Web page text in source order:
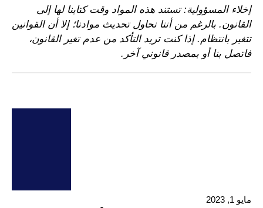
إخلاء المسؤولية: تستند هذه المواد وقت كتابنا لها إلى
القانون. بالرغم من أننا نحاول تحديث موادنا؛ إلا أن القوانين
تتغير بانتظام. إذا كنت تريد التأكد من عدم تغير القانون،
فاتصل بنا أو بمصدر قانوني آخر.
مايو 1, 2023